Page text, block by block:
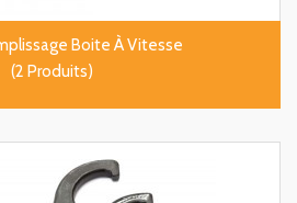
Boite À Vitesse
(2 Produits)